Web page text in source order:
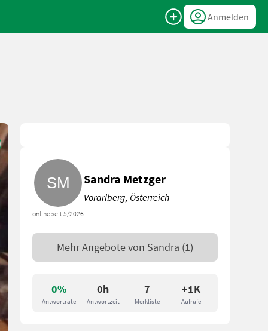
Anmelden
0%
Antwortrate
0h
Antwortzeit
7
Merkliste
+1K
Aufrufe
online seit 5/2026
Sandra Metzger
Vorarlberg, Österreich
Mehr Angebote von Sandra (1)